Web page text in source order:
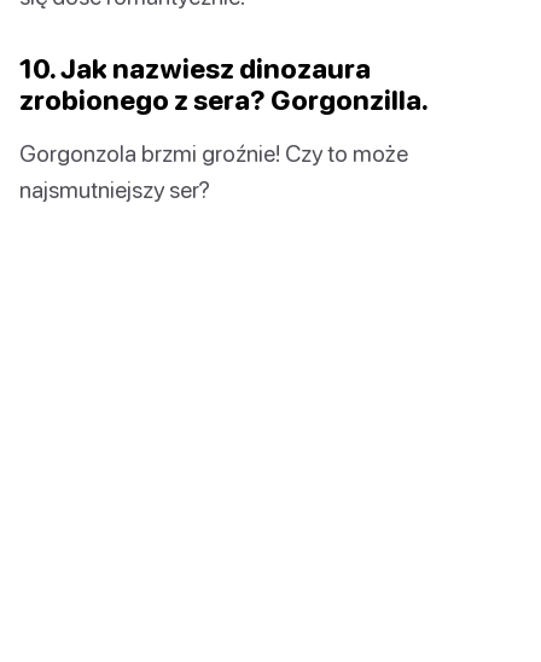
10. Jak nazwiesz dinozaura
zrobionego z sera? Gorgonzilla.
Gorgonzola brzmi groźnie! Czy to może
najsmutniejszy ser?